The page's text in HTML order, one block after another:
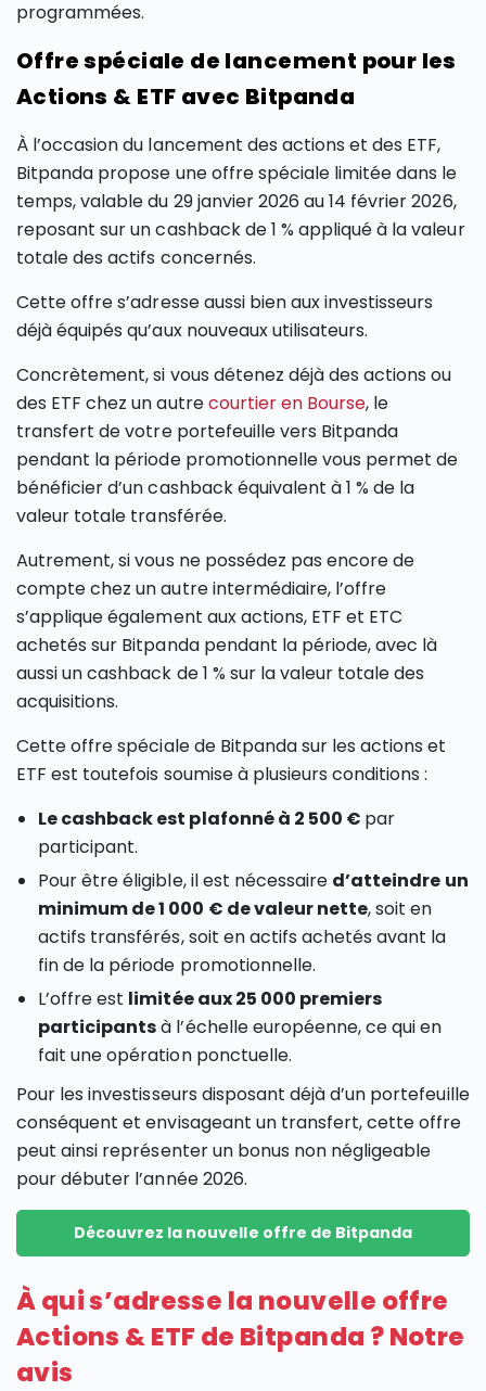
programmées.
Offre spéciale de lancement pour les
Actions & ETF avec Bitpanda
À l’occasion du lancement des actions et des ETF,
Bitpanda propose une offre spéciale limitée dans le
temps, valable du 29 janvier 2026 au 14 février 2026,
reposant sur un cashback de 1 % appliqué à la valeur
totale des actifs concernés.
Cette offre s’adresse aussi bien aux investisseurs
déjà équipés qu’aux nouveaux utilisateurs.
Concrètement, si vous détenez déjà des actions ou
des ETF chez un autrecourtier en Bourse, le
transfert de votre portefeuille vers Bitpanda
pendant la période promotionnelle vous permet de
bénéficier d’un cashback équivalent à 1 % de la
valeur totale transférée.
Autrement, si vous ne possédez pas encore de
compte chez un autre intermédiaire, l’offre
s’applique également aux actions, ETF et ETC
achetés sur Bitpanda pendant la période, avec là
aussi un cashback de 1 % sur la valeur totale des
acquisitions.
Cette offre spéciale de Bitpanda sur les actions et
ETF est toutefois soumise à plusieurs conditions :
Le cashback est plafonné à 2 500 € par
participant.
Pour être éligible, il est nécessaire d’atteindre un
minimum de 1 000 € de valeur nette, soit en
actifs transférés, soit en actifs achetés avant la
fin de la période promotionnelle.
L’offre est limitée aux 25 000 premiers
participantsà l’échelle européenne, ce qui en
fait une opération ponctuelle.
Pour les investisseurs disposant déjà d’un portefeuille
conséquent et envisageant un transfert, cette offre
peut ainsi représenter un bonus non négligeable
pour débuter l’année 2026.
Découvrez la nouvelle offre de Bitpanda
À qui s’adresse la nouvelle offre
Actions & ETF de Bitpanda ? Notre
avis